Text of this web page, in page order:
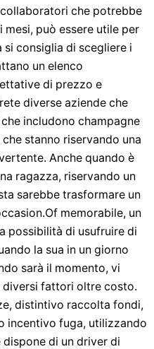
che potrebbe
può essere utile per
consiglia di scegliere i
un elenco
di prezzo e
diverse aziende che
includono champagne
stanno riservando una
Anche quando è
ragazza, riservando un
sarebbe trasformare un
memorabile, un
possibilità di usufruire di
la sua in un giorno
sarà il momento, vi
diversi fattori oltre costo.
distintivo raccolta fondi,
incentivo fuga, utilizzando
di un driver di